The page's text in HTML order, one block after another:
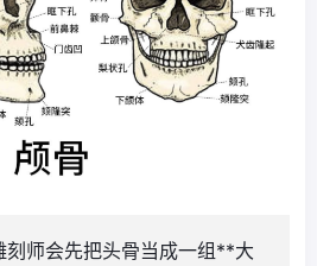
刻师会先把头骨当成一组**大